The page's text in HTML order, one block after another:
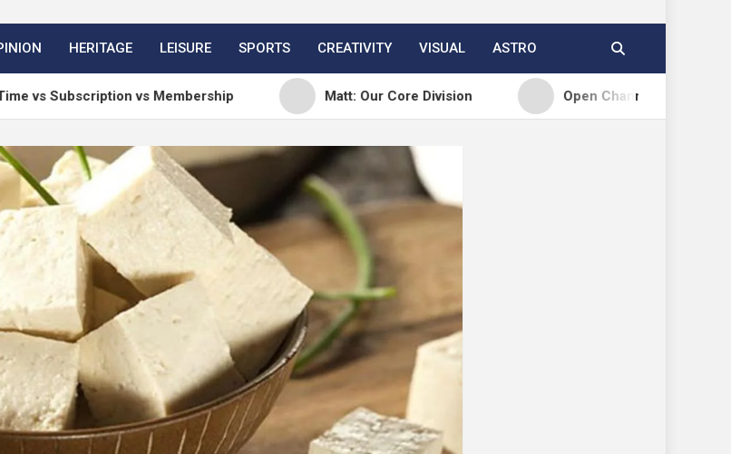
HERITAGE LEISURE SPORTS CREATIVITY VISUAL ASTRO
vs Membership Matt: Our Core Division Open Channels FM: Creative Insights